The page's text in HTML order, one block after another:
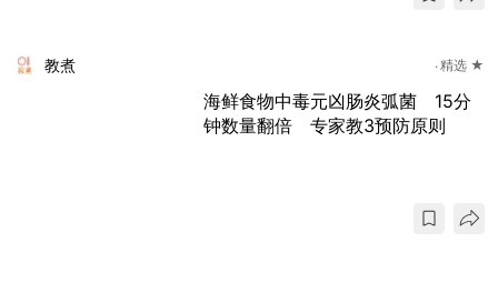
教煮 精选 ★
海鲜食物中毒元凶肠炎弧菌 15分
钟数量翻倍 专家教3预防原则